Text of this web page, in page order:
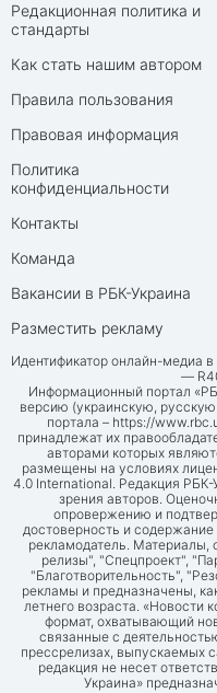
Редакционная политика и
стандарты
Как стать нашим автором
Правила пользования
Правовая информация
Политика
конфиденциальности
Контакты
Команда
Вакансии в РБК-Украина
Разместить рекламу
Идентификатор онлайн-медиа
—
Информационный портал
версию (украинскую, русскую
портала – https://
принадлежат их
авторами которых
размещены на условиях
4.0 International. Редакция РБК-
зрения авторов.
опровержению и
достоверность и
рекламодатель.
релизы", "Спецпроект",
"Благотворительность",
рекламы и предназначены,
летнего возраста. «Новости
формат, охватывающий
связанные с
прессрелизах, выпускаемых
редакция не несет
Украина»